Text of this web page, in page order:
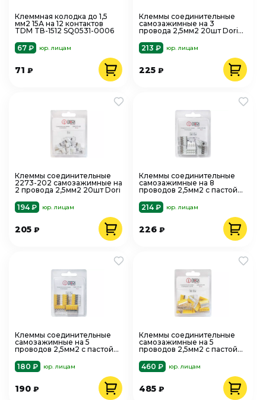
Клеммная колодка до 1,5
мм2 15А на 12 контактов
TDM TВ-1512 SQ0531-0006
67 ₽
юр. лицам
71 ₽
Клеммы соединительные
самозажимные на 3
провода 2,5мм2 20шт Dori
213 ₽
юр. лицам
225₽
Клеммы соединительные
2273-202 самозажимные на
2 провода 2,5мм2 20шт Dori
194 ₽
юр. лицам
205 ₽
Клеммы соединительные
самозажимные на 8
проводов 2,5мм2 с пастой
214 ₽
юр. лицам
226₽
Клеммы соединительные
самозажимные на 5
проводов 2,5мм2 с пастой
180 ₽
юр. лицам
190 ₽
Клеммы соединительные
самозажимные на 5
проводов 2,5мм2 с пастой
460 ₽
юр. лицам
485₽